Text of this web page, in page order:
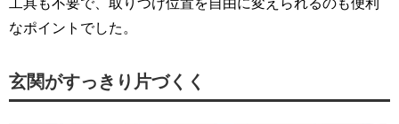
なポイントでした。
玄関がすっきり片づくく